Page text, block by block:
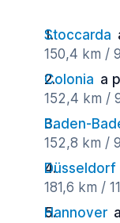
Stoccarda
150,4 km /
Colonia a
152,4 km /
Baden-
152,8 km /
Düsseldorf
181,6 km /
Hannover